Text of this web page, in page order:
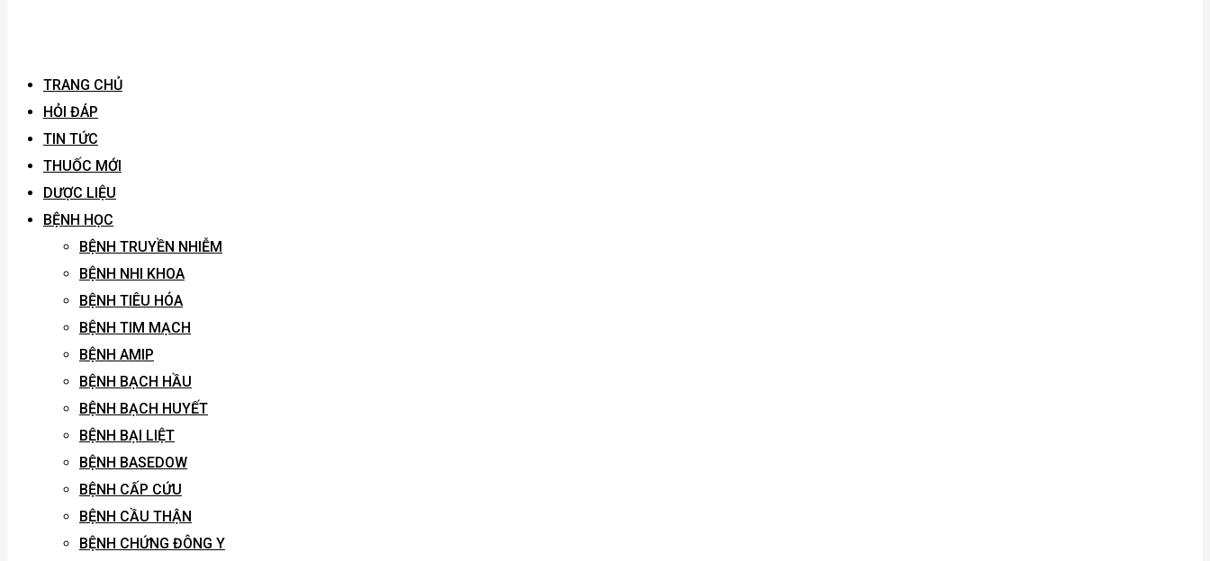
TRANG CHỦ
HỎI ĐÁP
TIN TỨC
THUỐC MỚI
DƯỢC LIỆU
BỆNH HỌC
BỆNH TRUYỀN NHIỄM
BỆNH NHI KHOA
BỆNH TIÊU HÓA
BỆNH TIM MẠCH
BỆNH AMIP
BỆNH BẠCH HẦU
BỆNH BẠCH HUYẾT
BỆNH BẠI LIỆT
BỆNH BASEDOW
BỆNH CẤP CỨU
BỆNH CẦU THẬN
BỆNH CHỨNG ĐÔNG Y